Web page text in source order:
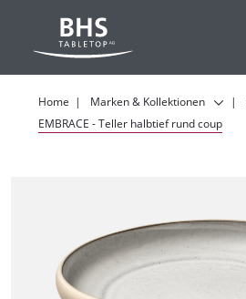
Home Marken & Kollektionen
EMBRACE - Teller halbtief rund coup